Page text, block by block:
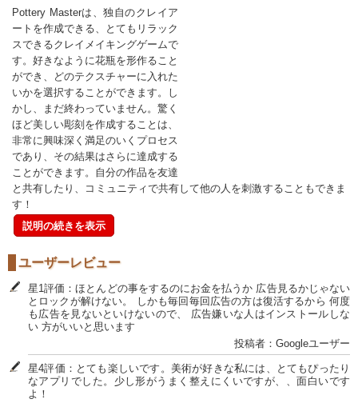
Pottery Masterは、独自のクレイア
ートを作成できる、とてもリラック
スできるクレイメイキングゲームで
す。好きなように花瓶を形作ること
ができ、どのテクスチャーに入れた
いかを選択することができます。し
かし、まだ終わっていません。驚く
ほど美しい彫刻を作成することは、
非常に興味深く満足のいくプロセス
であり、その結果はさらに達成する
ことができます。自分の作品を友達
と共有したり、コミュニティで共有して他の人を刺激することもできま
す！
説明の続きを表示
ユーザーレビュー
星1評価：ほとんどの事をするのにお金を払うか 広告見るかじゃない
とロックが解けない。 しかも毎回毎回広告の方は復活するから 何度
も広告を見ないといけないので、 広告嫌いな人はインストールしな
い 方がいいと思います
投稿者：Googleユーザー
星4評価：とても楽しいです。美術が好きな私には、とてもぴったり
なアプリでした。少し形がうまく整えにくいですが、、面白いです
よ！